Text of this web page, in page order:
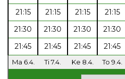
21:15
21:15 21:15 21:15
21:30
21:30 21:30 21:30
21:45
21:45 21:45 21:45
Ma 6.4. Ti 7.4. Ke 8.4. To 9.4.